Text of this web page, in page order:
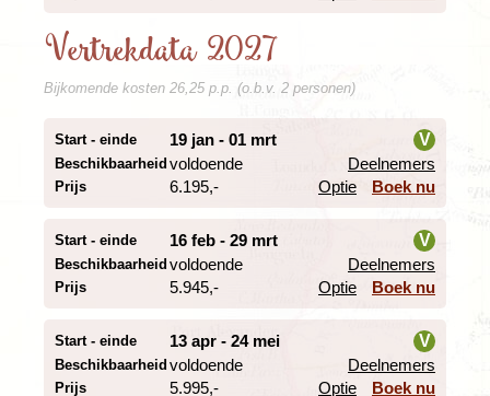
gids.
Tijdens een ’gamedrive’ met onze eigen truck speuren
we natuurlijk naar leeuwen, olifanten, luipaarden, buffels
Vertrekdata 2027
Bijkomende kosten 26,25 p.p. (o.b.v. 2 personen)
Start - einde 19 jan - 01 mrt V
i
Beschikbaarheid voldoende Deelnemers
Prijs 6.195,- Optie Boek nu
Start - einde 16 feb - 29 mrt V
i
Beschikbaarheid voldoende Deelnemers
Prijs 5.945,- Optie Boek nu
Start - einde 13 apr - 24 mei V
i
Beschikbaarheid voldoende Deelnemers
Prijs 5.995,- Optie Boek nu